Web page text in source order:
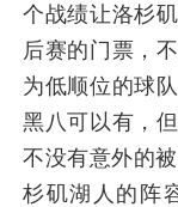
个战绩让洛杉
后赛的门票，
为低顺位的球
黑八可以有，
不没有意外的
杉矶湖人的阵